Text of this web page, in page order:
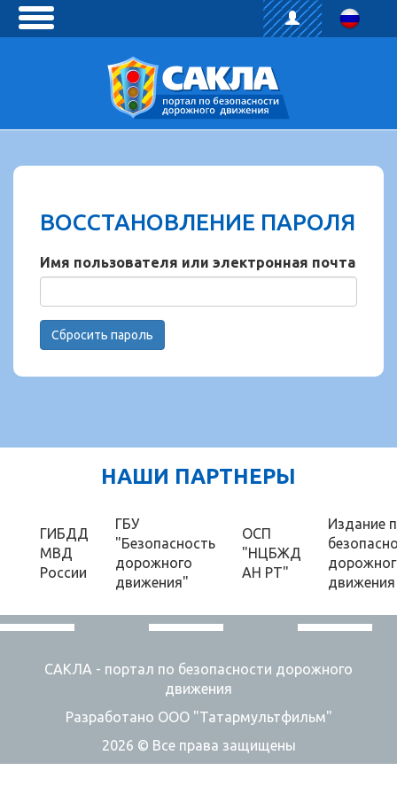
toggle
ВОССТАНОВЛЕНИЕ ПАРОЛЯ
Имя пользователя или электронная почта
НАШИ ПАРТНЕРЫ
ГИБДД
МВД
России
ГБУ
"Безопасность
дорожного
движения"
ОСП
"НЦБЖД
АН РТ"
Издание
движения
САКЛА - портал по безопасности дорожного
движения
Разработано ООО "Татармультфильм"
2026 © Все права защищены